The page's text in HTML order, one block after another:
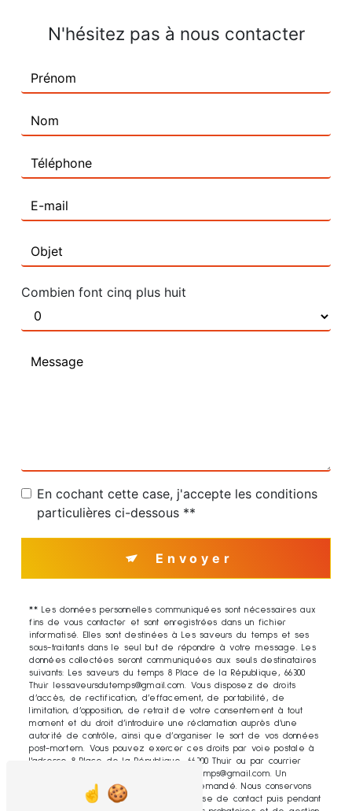
N'hésitez pas à nous contacter
Combien font cinq plus huit
En cochant cette case, j'accepte les conditions
particulières ci-dessous **
Envoyer
** Les données personnelles communiquées sont nécessaires aux
fins de vous contacter et sont enregistrées dans un fichier
informatisé. Elles sont destinées à Les saveurs du temps et ses
sous-traitants dans le seul but de répondre à votre message. Les
données collectées seront communiquées aux seuls destinataires
suivants: Les saveurs du temps 8 Place de la République, 66300
Thuir lessaveursdutemps@gmail.com. Vous disposez de droits
d’accès, de rectification, d’effacement, de portabilité, de
limitation, d’opposition, de retrait de votre consentement à tout
moment et du droit d’introduire une réclamation auprès d’une
autorité de contrôle, ainsi que d’organiser le sort de vos données
post-mortem. Vous pouvez exercer ces droits par voie postale à
l'adresse 8 Place de la République, 66300 Thuir ou par courrier
électronique à l'adresse lessaveursdutemps@gmail.com. Un
justificatif d'identité pourra vous être demandé. Nous conservons
vos données pendant la période de prise de contact puis pendant